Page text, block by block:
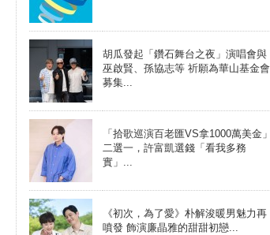
胡瓜發起「鑽石舞台之夜」演唱會與
巫啟賢、孫協志等 祈願為華山基金會
募集...
「拾歌巡演百老匯VS拿1000萬美金」
二選一，許富凱選錢「看我多務
實」...
《初次，為了愛》朴解浚暖男魅力再
噴發 飾演廉晶雅的甜甜初戀...